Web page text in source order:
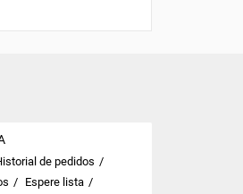
de pedidos
Espere lista